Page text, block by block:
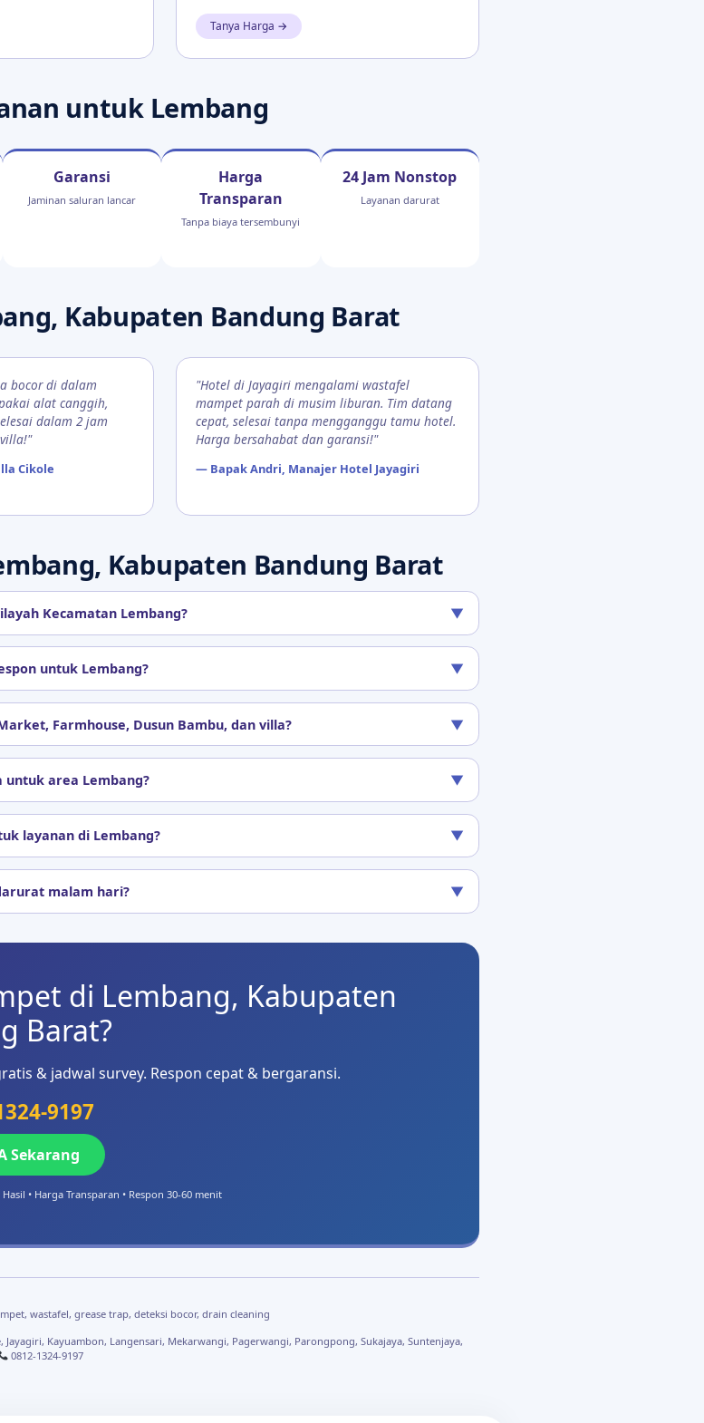
Tanya Harga →
untuk Lembang
Garansi
Jaminan saluran lancar
Harga
Transparan
Tanpa biaya tersembunyi
24 Jam Nonstop
Layanan darurat
Kabupaten Bandung Barat
bocor di dalam
alat canggih,
dalam 2 jam
Cikole
"Hotel di Jayagiri mengalami wastafel
mampet parah di musim liburan. Tim datang
cepat, selesai tanpa mengganggu tamu hotel.
Harga bersahabat dan garansi!"
— Bapak Andri, Manajer Hotel Jayagiri
Kabupaten Bandung Barat
Kecamatan Lembang? ▼
untuk Lembang? ▼
Farmhouse, Dusun Bambu, dan villa? ▼
untuk area Lembang? ▼
layanan di Lembang? ▼
malam hari? ▼
di Lembang, Kabupaten
Barat?
& jadwal survey. Respon cepat & bergaransi.
9197
Sekarang
• Harga Transparan • Respon 30-60 menit
wastafel, grease trap, deteksi bocor, drain cleaning
Kayuambon, Langensari, Mekarwangi, Pagerwangi, Parongpong, Sukajaya, Suntenjaya,
0812-1324-9197